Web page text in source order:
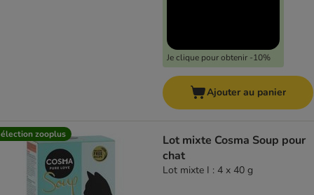
Je clique pour obtenir -10%
Ajouter au panier
zooplus
Lot mixte Cosma Soup pour
chat
Lot mixte I : 4 x 40 g